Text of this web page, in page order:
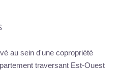
au sein d'une copropriété
traversant Est-Ouest